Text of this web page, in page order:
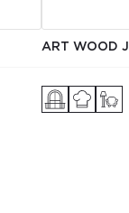
ART WOOD